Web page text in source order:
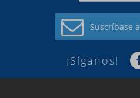
Suscríbase a
¡Síganos!